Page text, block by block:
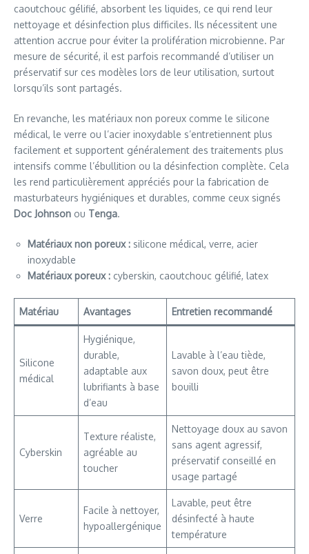
caoutchouc gélifié, absorbent les liquides, ce qui rend leur
nettoyage et désinfection plus difficiles. Ils nécessitent une
attention accrue pour éviter la prolifération microbienne. Par
mesure de sécurité, il est parfois recommandé d’utiliser un
préservatif sur ces modèles lors de leur utilisation, surtout
lorsqu’ils sont partagés.
En revanche, les matériaux non poreux comme le silicone
médical, le verre ou l’acier inoxydable s’entretiennent plus
facilement et supportent généralement des traitements plus
intensifs comme l’ébullition ou la désinfection complète. Cela
les rend particulièrement appréciés pour la fabrication de
masturbateurs hygiéniques et durables, comme ceux signés
Doc Johnson ou Tenga.
Matériaux non poreux : silicone médical, verre, acier
inoxydable
Matériaux poreux : cyberskin, caoutchouc gélifié, latex
Matériau Avantages Entretien recommandé
Silicone
médical
Hygiénique,
durable,
adaptable aux
lubrifiants à base
d’eau
Lavable à l’eau tiède,
savon doux, peut être
bouilli
Cyberskin
Texture réaliste,
agréable au
toucher
Nettoyage doux au savon
sans agent agressif,
préservatif conseillé en
usage partagé
Verre
Facile à nettoyer,
hypoallergénique
Lavable, peut être
désinfecté à haute
température